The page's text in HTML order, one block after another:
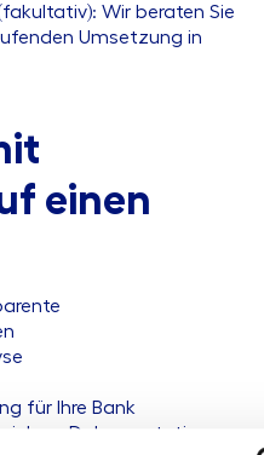
Wir beraten Sie
Umsetzung in
einen
für Ihre Bank
Dokumentation